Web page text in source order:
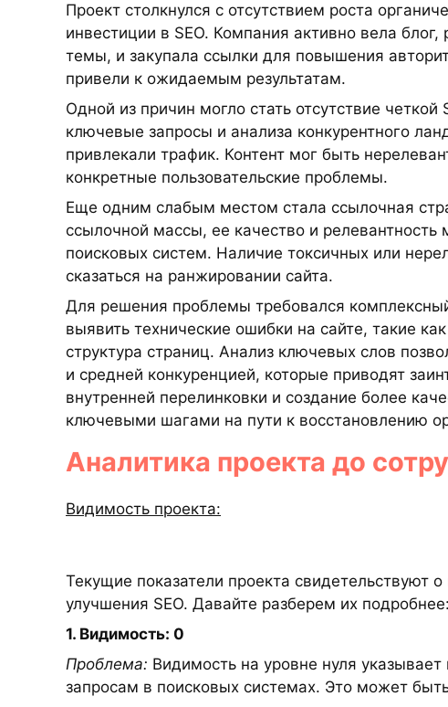
Проект столкнулся с отсутствием роста
инвестиции в SEO. Компания активно вела
темы, и закупала ссылки для повышения
привели к ожидаемым результатам.
Одной из причин могло стать отсутствие
ключевые запросы и анализа конкурентного
привлекали трафик. Контент мог быть
конкретные пользовательские проблемы.
Еще одним слабым местом стала ссылочная
ссылочной массы, ее качество и релевантность
поисковых систем. Наличие токсичных или
сказаться на ранжировании сайта.
Для решения проблемы требовался
выявить технические ошибки на сайте, такие
структура страниц. Анализ ключевых слов
и средней конкуренцией, которые приводят
внутренней перелинковки и создание более
ключевыми шагами на пути к восстановлению
Аналитика проекта до
Видимость проекта:
Текущие показатели проекта свидетельствуют
улучшения SEO. Давайте разберем их подробнее:
1. Видимость: 0
Проблема: Видимость на уровне нуля
запросам в поисковых системах. Это может